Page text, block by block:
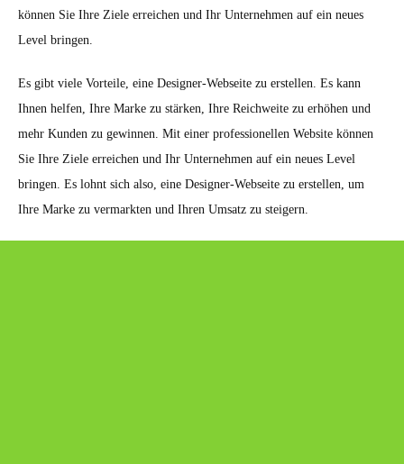
können Sie Ihre Ziele erreichen und Ihr Unternehmen auf ein neues
Level bringen.
Es gibt viele Vorteile, eine Designer-Webseite zu erstellen. Es kann
Ihnen helfen, Ihre Marke zu stärken, Ihre Reichweite zu erhöhen und
mehr Kunden zu gewinnen. Mit einer professionellen Website können
Sie Ihre Ziele erreichen und Ihr Unternehmen auf ein neues Level
bringen. Es lohnt sich also, eine Designer-Webseite zu erstellen, um
Ihre Marke zu vermarkten und Ihren Umsatz zu steigern.